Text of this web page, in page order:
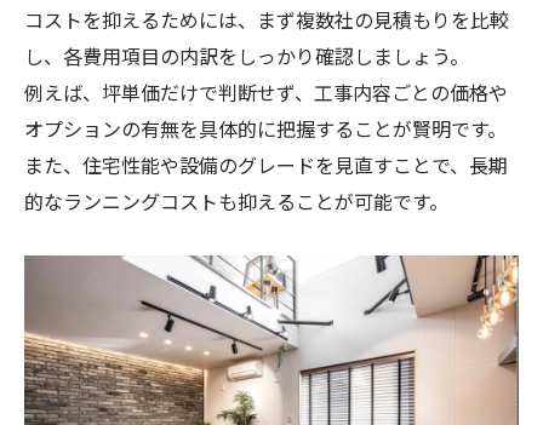
コストを抑えるためには、まず複数社の見積もりを比較
し、各費用項目の内訳をしっかり確認しましょう。
例えば、坪単価だけで判断せず、工事内容ごとの価格や
オプションの有無を具体的に把握することが賢明です。
また、住宅性能や設備のグレードを見直すことで、長期
的なランニングコストも抑えることが可能です。